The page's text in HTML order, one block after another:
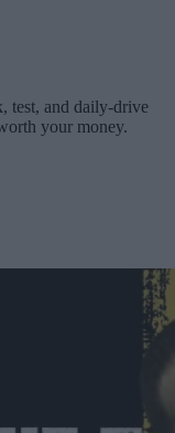
test, and daily-drive
your money.